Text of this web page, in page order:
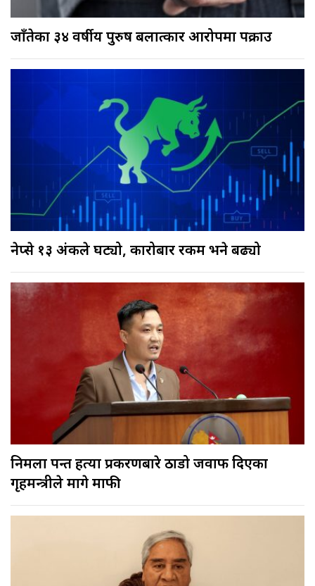
जाँतेका ३४ वर्षीय पुरुष बलात्कार आरोपमा पक्राउ
नेप्से १३ अंकले घट्यो, कारोबार रकम भने बढ्यो
निर्मला पन्त हत्या प्रकरणबारे ठाडो जवाफ दिएका
गृहमन्त्रीले मागे माफी